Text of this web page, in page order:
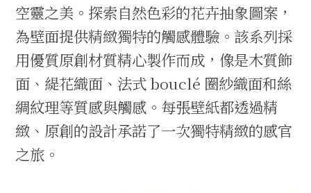
空靈之美。探索自然色彩的花卉抽象圖案，
為壁面提供精緻獨特的觸感體驗。該系列採
用優質原創材質精心製作而成，像是木質飾
面、緹花織面、法式 bouclé 圈紗織面和絲
綢紋理等質感與觸感。每張壁紙都透過精
緻、原創的設計承諾了一次獨特精緻的感官
之旅。